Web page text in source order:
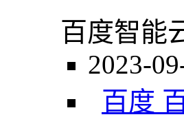
百度智能
2023-
百度